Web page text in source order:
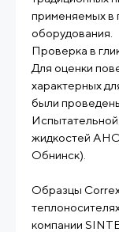
применяемых в
оборудования.
Проверка в
Для оценки
характерных
были
жидкостей АНО
Обнинск).
Образцы
компании